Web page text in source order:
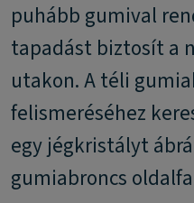
puhább gumival
tapadást biztosít a
utakon. A téli
felismeréséhez
egy jégkristályt
gumiabroncs